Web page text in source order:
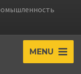
MENU